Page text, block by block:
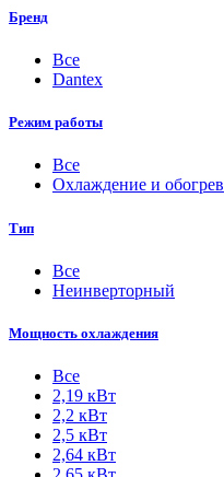
Бренд
Все
Dantex
Режим работы
Все
Охлаждение и обогрев
Тип
Все
Неинверторный
Мощность охлаждения
Все
2,19 кВт
2,2 кВт
2,5 кВт
2,64 кВт